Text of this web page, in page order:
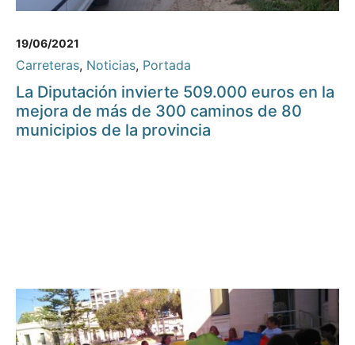
19/06/2021
Carreteras, Noticias, Portada
La Diputación invierte 509.000 euros en la
mejora de más de 300 caminos de 80
municipios de la provincia